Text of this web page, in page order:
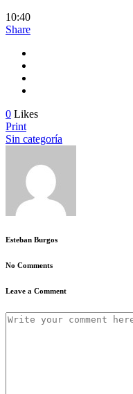
10:40
Share
0 Likes
Print
Sin categoría
Esteban Burgos
No Comments
Leave a Comment